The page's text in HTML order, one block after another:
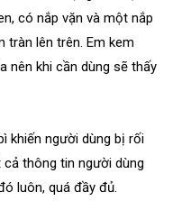
có nắp vặn và một nắp
tràn lên trên. Em kem
nên khi cần dùng sẽ thấy
khiến người dùng bị rối
thông tin người dùng
luôn, quá đầy đủ.